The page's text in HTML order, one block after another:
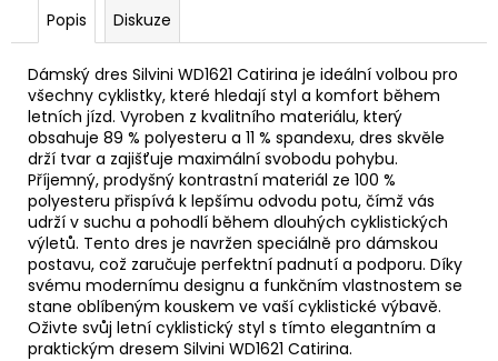
Popis Diskuze
Dámský dres Silvini WD1621 Catirina je ideální volbou pro
všechny cyklistky, které hledají styl a komfort během
letních jízd. Vyroben z kvalitního materiálu, který
obsahuje 89 % polyesteru a 11 % spandexu, dres skvěle
drží tvar a zajišťuje maximální svobodu pohybu.
Příjemný, prodyšný kontrastní materiál ze 100 %
polyesteru přispívá k lepšímu odvodu potu, čímž vás
udrží v suchu a pohodlí během dlouhých cyklistických
výletů. Tento dres je navržen speciálně pro dámskou
postavu, což zaručuje perfektní padnutí a podporu. Díky
svému modernímu designu a funkčním vlastnostem se
stane oblíbeným kouskem ve vaší cyklistické výbavě.
Oživte svůj letní cyklistický styl s tímto elegantním a
praktickým dresem Silvini WD1621 Catirina.